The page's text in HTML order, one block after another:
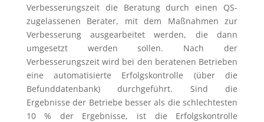
Verbesserungszeit die Beratung durch einen QS-
zugelassenen Berater, mit dem Maßnahmen zur
Verbesserung ausgearbeitet werden, die dann
umgesetzt werden sollen. Nach der
Verbesserungszeit wird bei den beratenen Betrieben
eine automatisierte Erfolgskontrolle (über die
Befunddatenbank) durchgeführt. Sind die
Ergebnisse der Betriebe besser als die schlechtesten
10 % der Ergebnisse, ist die Erfolgskontrolle